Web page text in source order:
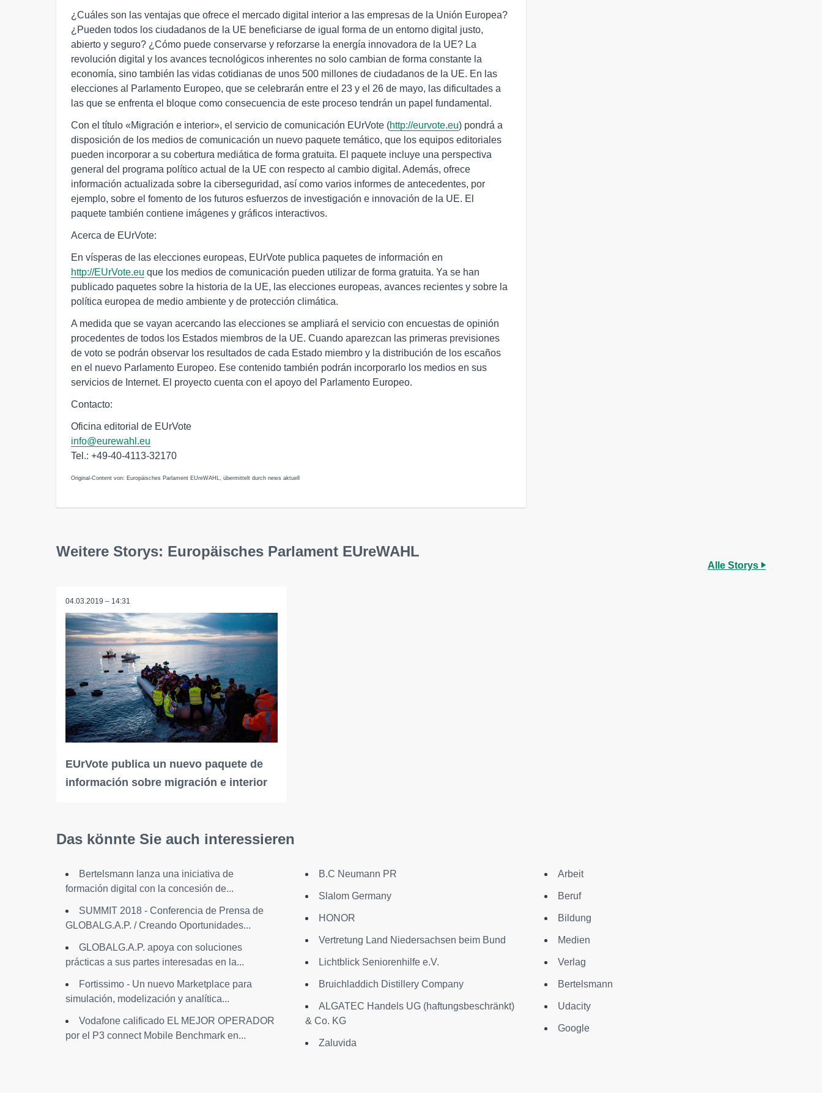
¿Cuáles son las ventajas que ofrece el mercado digital interior a las empresas de la Unión Europea?
¿Pueden todos los ciudadanos de la UE beneficiarse de igual forma de un entorno digital justo,
abierto y seguro? ¿Cómo puede conservarse y reforzarse la energía innovadora de la UE? La
revolución digital y los avances tecnológicos inherentes no solo cambian de forma constante la
economía, sino también las vidas cotidianas de unos 500 millones de ciudadanos de la UE. En las
elecciones al Parlamento Europeo, que se celebrarán entre el 23 y el 26 de mayo, las dificultades a
las que se enfrenta el bloque como consecuencia de este proceso tendrán un papel fundamental.
Con el título «Migración e interior», el servicio de comunicación EUrVote (http://eurvote.eu) pondrá a
disposición de los medios de comunicación un nuevo paquete temático, que los equipos editoriales
pueden incorporar a su cobertura mediática de forma gratuita. El paquete incluye una perspectiva
general del programa político actual de la UE con respecto al cambio digital. Además, ofrece
información actualizada sobre la ciberseguridad, así como varios informes de antecedentes, por
ejemplo, sobre el fomento de los futuros esfuerzos de investigación e innovación de la UE. El
paquete también contiene imágenes y gráficos interactivos.
Acerca de EUrVote:
En vísperas de las elecciones europeas, EUrVote publica paquetes de información en
http://EUrVote.eu que los medios de comunicación pueden utilizar de forma gratuita. Ya se han
publicado paquetes sobre la historia de la UE, las elecciones europeas, avances recientes y sobre la
política europea de medio ambiente y de protección climática.
A medida que se vayan acercando las elecciones se ampliará el servicio con encuestas de opinión
procedentes de todos los Estados miembros de la UE. Cuando aparezcan las primeras previsiones
de voto se podrán observar los resultados de cada Estado miembro y la distribución de los escaños
en el nuevo Parlamento Europeo. Ese contenido también podrán incorporarlo los medios en sus
servicios de Internet. El proyecto cuenta con el apoyo del Parlamento Europeo.
Contacto:
Oficina editorial de EUrVote
info@eurewahl.eu
Tel.: +49-40-4113-32170
Original-Content von: Europäisches Parlament EUreWAHL, übermittelt durch news aktuell
Weitere Storys: Europäisches Parlament EUreWAHL
Alle Storys
04.03.2019 – 14:31
EUrVote publica un nuevo paquete de
información sobre migración e interior
Das könnte Sie auch interessieren
Bertelsmann lanza una iniciativa de
formación digital con la concesión de...
SUMMIT 2018 - Conferencia de Prensa de
GLOBALG.A.P. / Creando Oportunidades...
GLOBALG.A.P. apoya con soluciones
prácticas a sus partes interesadas en la...
Fortissimo - Un nuevo Marketplace para
simulación, modelización y analítica...
Vodafone calificado EL MEJOR OPERADOR
por el P3 connect Mobile Benchmark en...
B.C Neumann PR
Slalom Germany
HONOR
Vertretung Land Niedersachsen beim Bund
Lichtblick Seniorenhilfe e.V.
Bruichladdich Distillery Company
ALGATEC Handels UG (haftungsbeschränkt)
& Co. KG
Zaluvida
Arbeit
Beruf
Bildung
Medien
Verlag
Bertelsmann
Udacity
Google